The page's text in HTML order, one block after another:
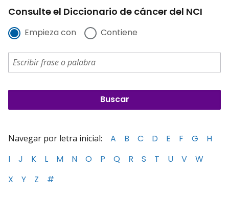
Consulte el Diccionario de cáncer del NCI
Empieza con Contiene
Navegar por letra inicial: A B C D E F G
H
I
J K L M N O P Q R S T U V
W
X
Y Z #